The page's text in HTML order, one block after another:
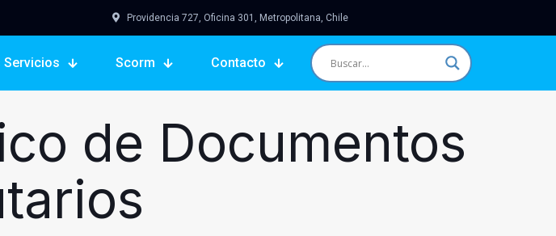
Providencia 727, Oficina 301, Metropolitana, Chile
Servicios Scorm Contacto
de Documentos